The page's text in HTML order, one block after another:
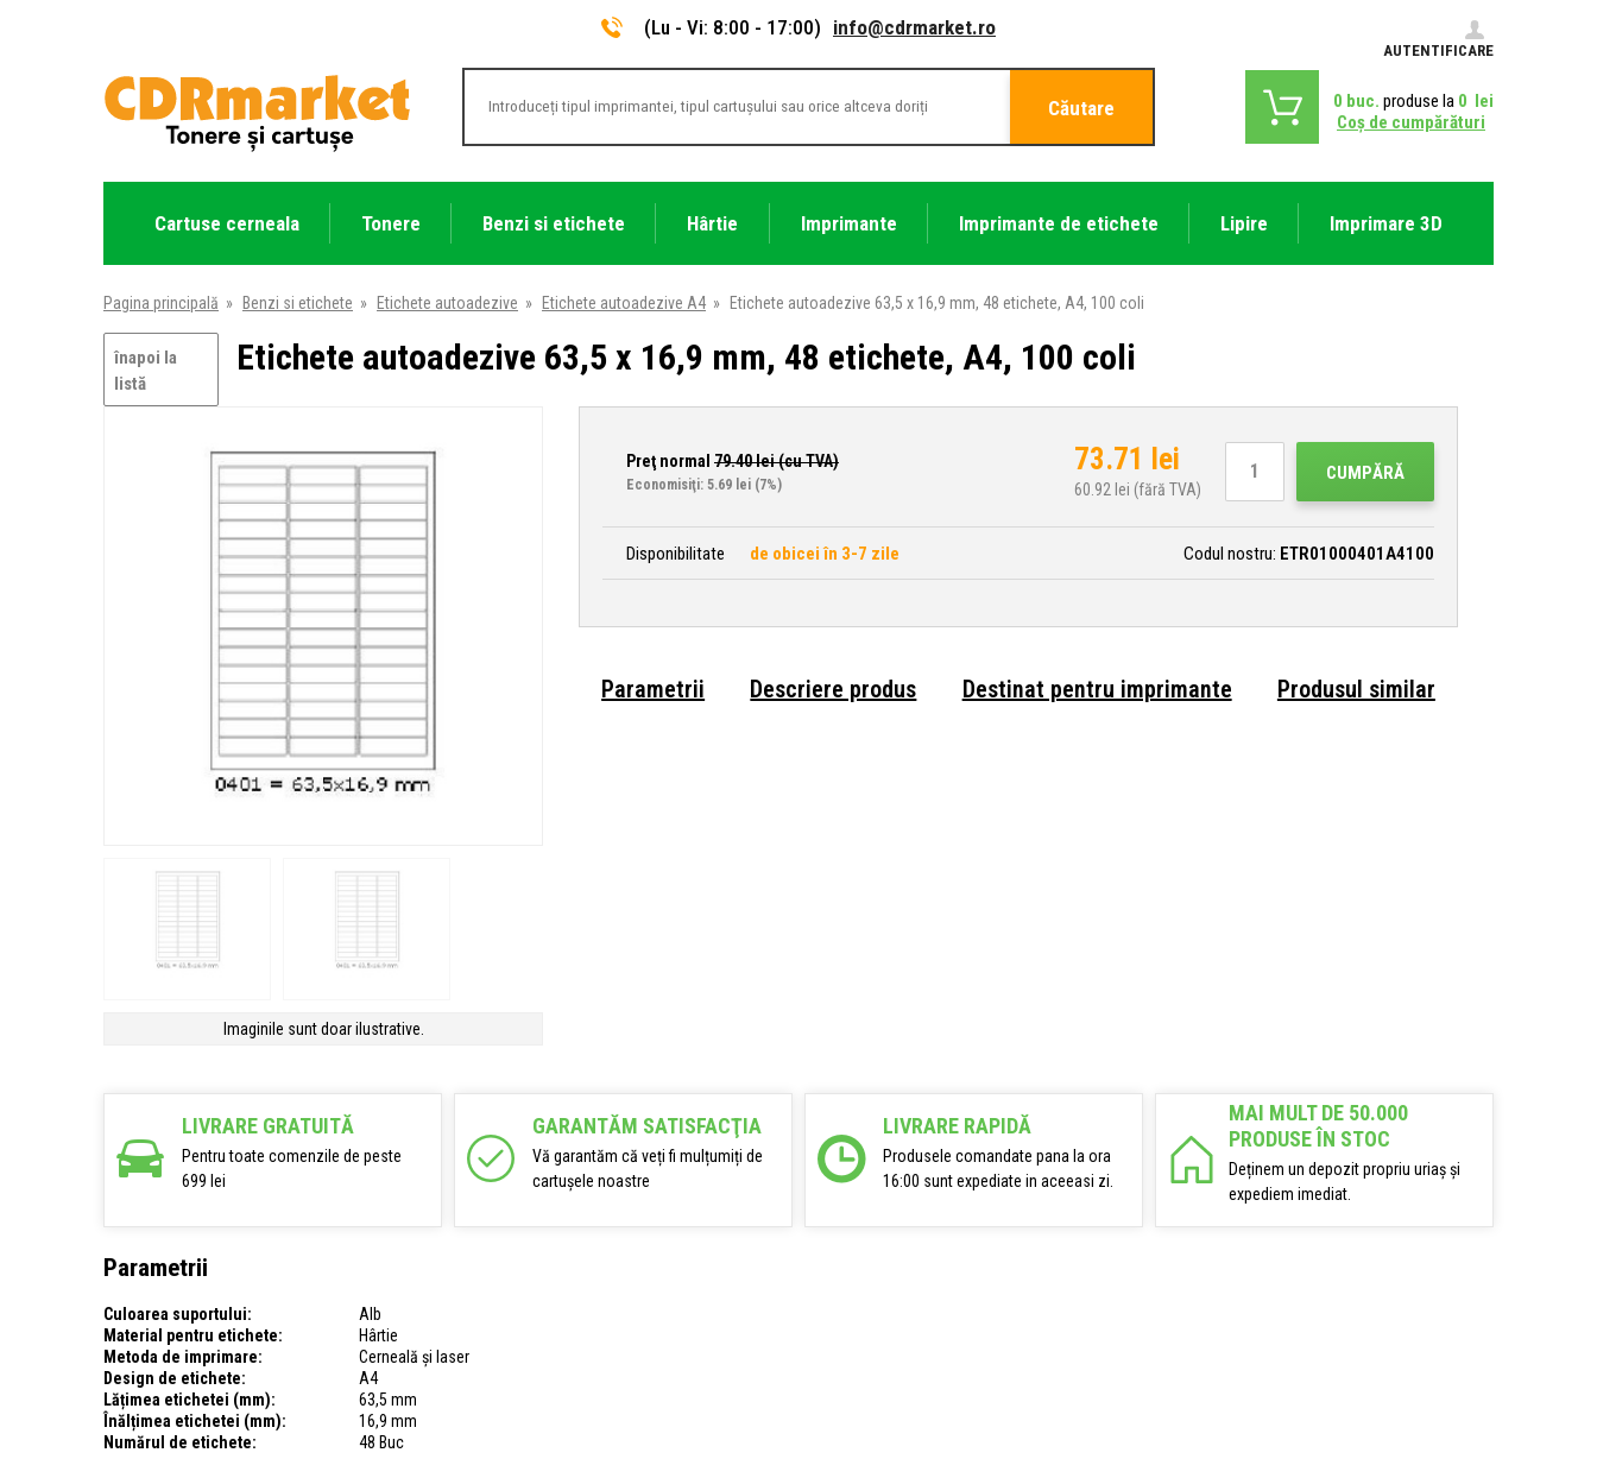
(Lu - Vi: 8:00 - 17:00) info@cdrmarket.ro
AUTENTIFICARE
Căutare 0 buc. produse la 0 lei
Coş de cumpărături
Cartuse cerneala Tonere Benzi si etichete Hârtie Imprimante Imprimante de etichete Lipire Imprimare 3D
Pagina principală » Benzi si etichete » Etichete autoadezive » Etichete autoadezive A4 » Etichete autoadezive 63,5 x 16,9 mm, 48 etichete, A4, 100 coli
înapoi la
listă
Etichete autoadezive 63,5 x 16,9 mm, 48 etichete, A4, 100 coli
Imaginile sunt doar ilustrative.
Preţ normal 79.40lei (cu TVA)
Economisiţi: 5.69 lei (7%)
73.71 lei
60.92 lei (fără TVA)
CUMPĂRĂ
Disponibilitate de obicei în 3-7 zile Codul nostru: ETR01000401A4100
Parametrii Descriere produs Destinat pentru imprimante Produsul similar
LIVRARE GRATUITĂ
Pentru toate comenzile de peste
699 lei
GARANTĂM SATISFACŢIA
Vă garantăm că veți fi mulțumiți de
cartușele noastre
LIVRARE RAPIDĂ
Produsele comandate pana la ora
16:00 sunt expediate in aceeasi zi.
MAI MULT DE 50.000
PRODUSE ÎN STOC
Deținem un depozit propriu uriaș și
expediem imediat.
Parametrii
Culoarea suportului:
Alb
Material pentru etichete:
Hârtie
Metoda de imprimare:
Cerneală și laser
Design de etichete:
A4
Lățimea etichetei (mm):
63,5 mm
Înălțimea etichetei (mm):
16,9 mm
Numărul de etichete:
48 Buc